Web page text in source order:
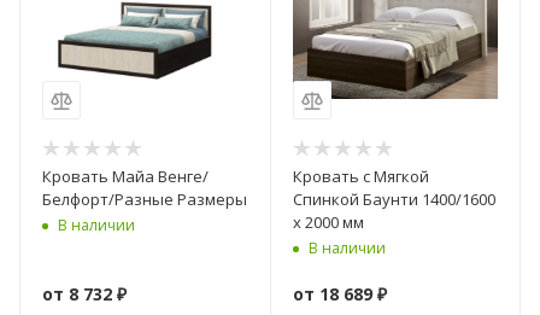
Кровать Майа Венге/
Белфорт/Разные Размеры
В наличии
от 8 732 ₽
Кровать с Мягкой
Спинкой Баунти 1400/1600
х 2000 мм
В наличии
от 18 689 ₽